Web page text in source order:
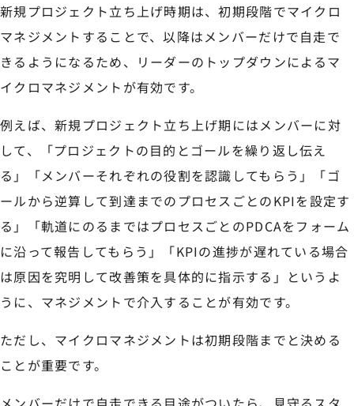
新規プロジェクト立ち上げ時期は、初期段階でマイクロ
マネジメントすることで、以降はメンバーだけで自走で
きるようになるため、リーダーのトップダウンによるマ
イクロマネジメントが有効です。
例えば、新規プロジェクト立ち上げ期にはメンバーに対
して、「プロジェクトの目的とゴールを繰り返し伝え
る」「メンバーそれぞれの役割を認識してもらう」「ゴ
ールから逆算して到達までのプロセスごとのKPIを設定す
る」「軌道にのるまではプロセスごとのPDCAをフォーム
に沿って報告してもらう」「KPIの進捗が遅れている場合
は原因を究明して改善策を具体的に指示する」というよ
うに、マネジメントで介入することが有効です。
ただし、マイクロマネジメントは初期段階までと決める
ことが重要です。